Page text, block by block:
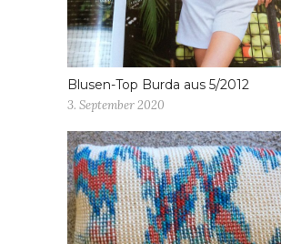
Blusen-Top Burda aus 5/2012
3. September 2020